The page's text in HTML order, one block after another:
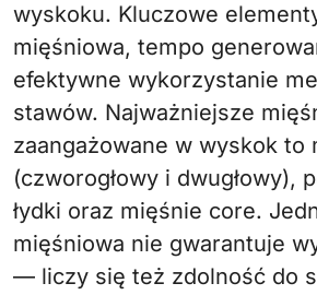
wyskoku. Kluczowe
mięśniowa, tempo
efektywne wykorzystanie
stawów. Najważniejsze
zaangażowane w wyskok to
(czworogłowy i dwugłowy),
łydki oraz mięśnie core.
mięśniowa nie gwarantuje
— liczy się też zdolność do